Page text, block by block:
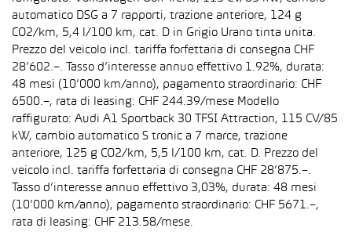
automatico DSG a 7 rapporti, trazione anteriore, 124 g
CO2/km, 5,4 l/100 km, cat. D in Grigio Urano tinta unita.
Prezzo del veicolo incl. tariffa forfettaria di consegna CHF
28’602.–. Tasso d’interesse annuo effettivo 1.92%, durata:
48 mesi (10’000 km/anno), pagamento straordinario: CHF
6500.–, rata di leasing: CHF 244.39/mese Modello
raffigurato: Audi A1 Sportback 30 TFSI Attraction, 115 CV/85
kW, cambio automatico S tronic a 7 marce, trazione
anteriore, 125 g CO2/km, 5,5 l/100 km, cat. D. Prezzo del
veicolo incl. tariffa forfettaria di consegna CHF 28’875.–.
Tasso d’interesse annuo effettivo 3,03%, durata: 48 mesi
(10’000 km/anno), pagamento straordinario: CHF 5671.–,
rata di leasing: CHF 213.58/mese.